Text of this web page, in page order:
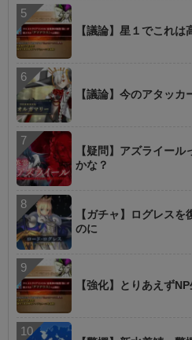
【議論】星１でこれは
【議論】今のアタッ
【疑問】アズライー
かな？
【ガチャ】ログレス
のに
【強化】とりあえず